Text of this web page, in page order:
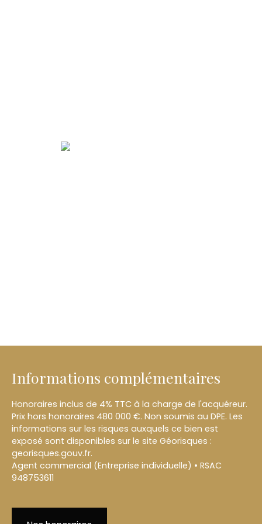
Informations complémentaires
Honoraires inclus de 4% TTC à la charge de l'acquéreur.
Prix hors honoraires 480 000 €. Non soumis au DPE. Les
informations sur les risques auxquels ce bien est
exposé sont disponibles sur le site Géorisques :
georisques.gouv.fr.
Agent commercial (Entreprise individuelle) • RSAC
948753611